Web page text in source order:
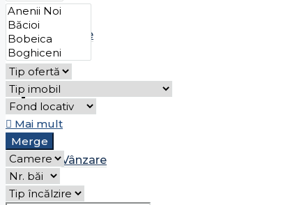
Chirie
Case
Vânzare
Mai mult
Merge